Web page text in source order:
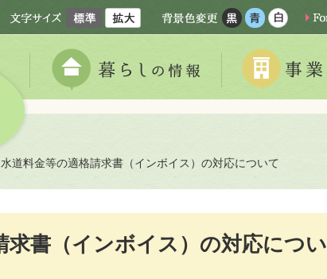
水道料金等の適格請求書（インボイス）の対応について
求書（インボイス）の対応につい